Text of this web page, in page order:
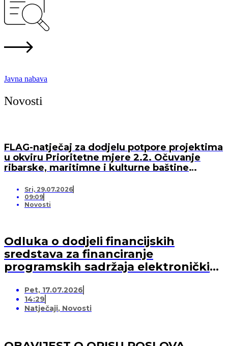
Javna nabava
Novosti
FLAG-natječaj za dodjelu potpore projektima
u okviru Prioritetne mjere 2.2. Očuvanje
ribarske, maritimne i kulturne baštine
osnova prostora FLAG-a „Lanterna“ iz LRSR
2021. – 2027. FLAG-a „Lanterna”
Sri, 29.07.2026
09:09
Novosti
Odluka o dodjeli financijskih
sredstava za financiranje
programskih sadržaja elektroničkih
medijskih usluga)
Pet, 17.07.2026
14:29
Natječaji, Novosti